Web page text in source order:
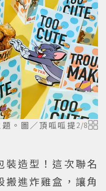
。圖／頂呱呱提 2/8
裝造型！這次聯名
搬進炸雞盒，讓角